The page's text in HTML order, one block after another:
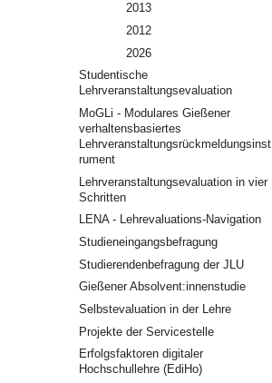
2013
2012
2026
Studentische
Lehrveranstaltungsevaluation
MoGLi - Modulares Gießener
verhaltensbasiertes
Lehrveranstaltungsrückmeldungsinst
rument
Lehrveranstaltungsevaluation in vier
Schritten
LENA - Lehrevaluations-Navigation
Studieneingangsbefragung
Studierendenbefragung der JLU
Gießener Absolvent:innenstudie
Selbstevaluation in der Lehre
Projekte der Servicestelle
Erfolgsfaktoren digitaler
Hochschullehre (EdiHo)